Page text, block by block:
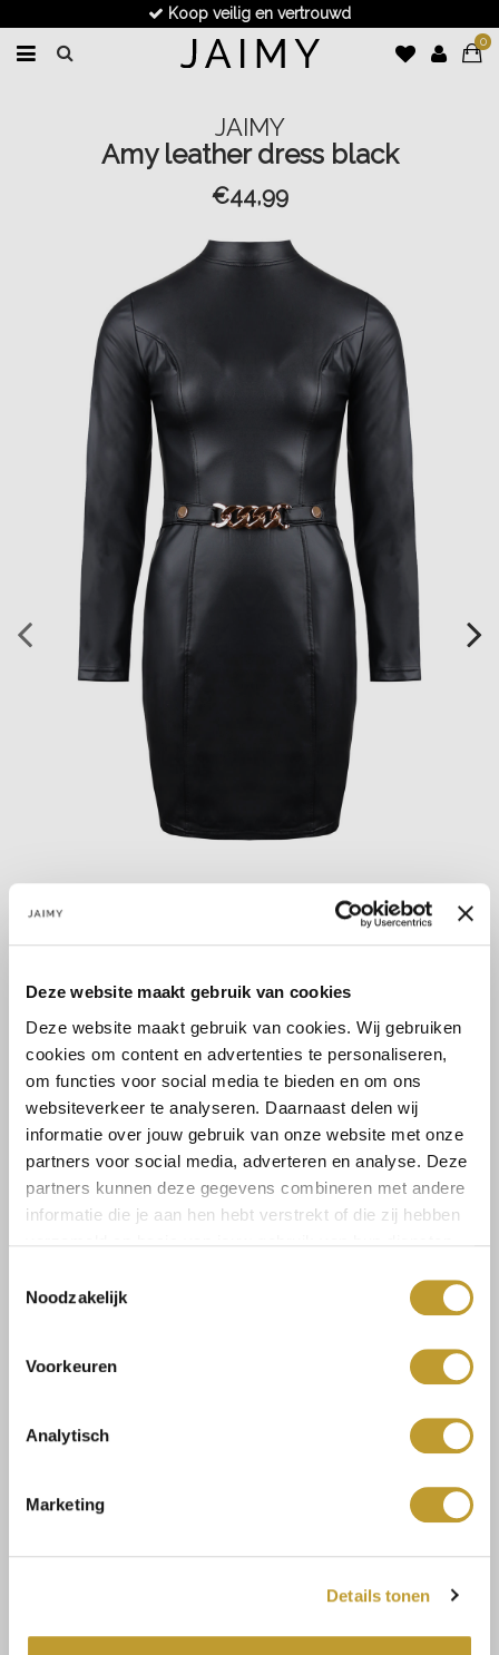
Deze website maakt gebruik van cookies
Deze website maakt gebruik van cookies. Wij gebruiken
cookies om content en advertenties te personaliseren,
om functies voor social media te bieden en om ons
websiteverkeer te analyseren. Daarnaast delen wij
informatie over jouw gebruik van onze website met onze
partners voor social media, adverteren en analyse. Deze
partners kunnen deze gegevens combineren met andere
informatie die je aan hen hebt verstrekt of die zij hebben
Noodzakelijk
Voorkeuren
Analytisch
Marketing
Details tonen
Koop veilig en vertrouwd
0
JAIMY
Amy leather dress black
€44,99
gemaakt van een stretch materiaal en heeft in de taille een
ketting detail.
Maat:
Verzenden & retourneren
Voor 17.30u besteld, dezelfde dag verzonden